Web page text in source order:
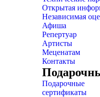
Открытая
Независимая
Афиша
Репертуар
Артисты
Меценатам
Контакты
Подарочные
сертификаты